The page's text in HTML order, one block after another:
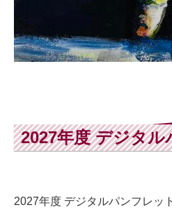
2027年度 デジタ
2027年度 デジタルパンフレッ